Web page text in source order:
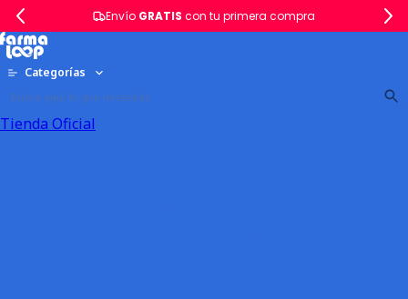
Envío GRATIS con tu primera compra
Categorías
Tienda Oficial